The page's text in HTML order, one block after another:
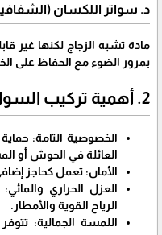
​د. سواتر اللكسان
​مادة تشبه الزجاج لكنها غير
بمرور الضوء مع الحفاظ على
2. أهمية تركيب السواتر
​الخصوصية التامة:
العائلة في الحوش أو
​الأمان: تعمل كحاجز
​العزل الحراري
الرياح القوية والأمطار.
​اللمسة الجمالية: